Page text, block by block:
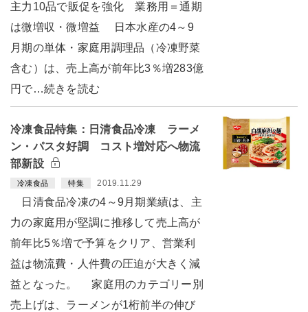
主力10品で販促を強化 業務用＝通期
は微増収・微増益 日本水産の4～9
月期の単体・家庭用調理品（冷凍野菜
含む）は、売上高が前年比3％増283億
円で…続きを読む
冷凍食品特集：日清食品冷凍 ラーメ
ン・パスタ好調 コスト増対応へ物流
部新設
冷凍食品 特集 2019.11.29
日清食品冷凍の4～9月期業績は、主
力の家庭用が堅調に推移して売上高が
前年比5％増で予算をクリア、営業利
益は物流費・人件費の圧迫が大きく減
益となった。 家庭用のカテゴリー別
売上げは、ラーメンが1桁前半の伸び